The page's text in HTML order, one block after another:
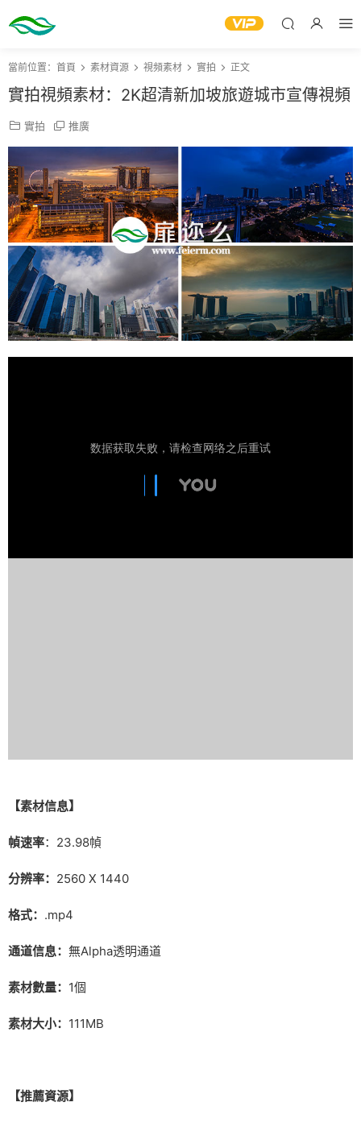
當前位置： 首頁 素材資源 視頻素材 實拍 正文
實拍視頻素材：2K超清新加坡旅遊城市宣傳視頻
實拍 推廣
【素材信息】
幀速率：23.98幀
分辨率： 2560 X 1440
格式： .mp4
通道信息： 無Alpha透明通道
素材數量： 1個
素材大小： 111MB
【推薦資源】